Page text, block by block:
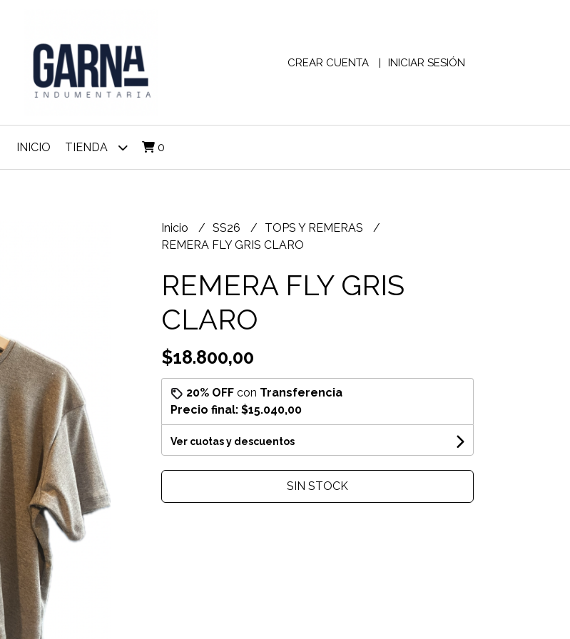
CREAR CUENTA INICIAR SESIÓN
INICIO TIENDA 0
Inicio SS26
TOPS Y REMERAS
REMERA FLY GRIS CLARO
REMERA FLY GRIS
CLARO
$18.800,00
20% OFFcon Transferencia
Precio final: $15.040,00
Ver cuotas y descuentos
SIN STOCK